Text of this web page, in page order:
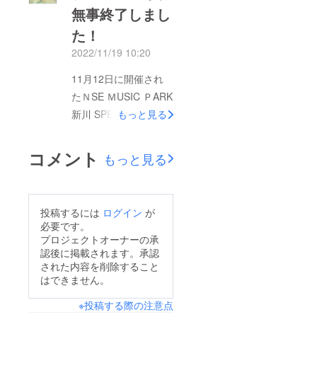
無事終了しまし
た！
2022/11/19 10:20
11月12日に開催され
たＮSE ＭUSIC ＰARK
新川 SPECIALで新ユ
DREAM」としてデ
ビューしました。皆様
来ました。ありがとう
ございました。
もっと見る
コメント もっと見る
投稿するには ログイン が
必要です。
プロジェクトオーナーの承
認後に掲載されます。承認
された内容を削除すること
はできません。
※投稿する際の注意点